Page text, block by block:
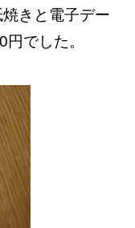
きと電子デー
でした。